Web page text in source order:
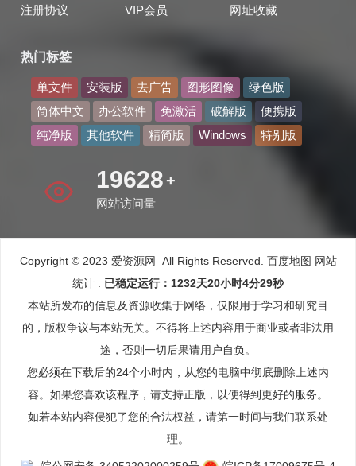
注册协议
VIP会员 网址收藏
热门标签
单文件 安装版 去广告 图形图像
绿色版
简体中文
办公软件 免激活 破解版
便携版
纯净版
其他软件 精简版 Windows 特别版
25461 +
网站访问量
Copyright © 2023 爱资源网 All Rights Reserved. 百度地图 网站
统计
已稳定运行：1232天20小时4分29秒
本站所发布的信息及资源收集于网络，仅限用于学习和研究目
的，版权争议与本站无关。不得将上述内容用于商业或者非法用
途，否则一切后果请用户自负。
您必须在下载后的24个小时内，从您的电脑中彻底删除上述内
容。如果您喜欢该程序，请支持正版，以便得到更好的服务。
如若本站内容侵犯了您的合法权益，请第一时间与我们联系处
理。